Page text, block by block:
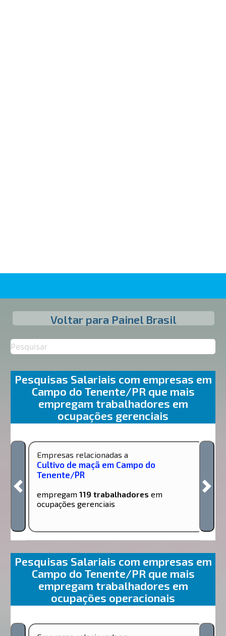
Voltar para Painel Brasil
Pesquisas Salariais com empresas em
Campo do Tenente/PR que mais
empregam trabalhadores em
ocupações gerenciais
Empresas relacionadas a
Cultivo de maçã em Campo do
Tenente/PR
empregam 119 trabalhadores em
ocupações gerenciais
Pesquisas Salariais com empresas em
Campo do Tenente/PR que mais
empregam trabalhadores em
ocupações operacionais